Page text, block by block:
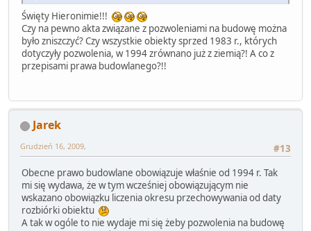
Święty Hieronimie!!!
Czy na pewno akta związane z pozwoleniami na budowę można
było zniszczyć? Czy wszystkie obiekty sprzed 1983 r., których
dotyczyły pozwolenia, w 1994 zrównano już z ziemią?! A co z
przepisami prawa budowlanego?!!
Jarek
#13
Grudzień 16, 2009,
Obecne prawo budowlane obowiązuje właśnie od 1994 r. Tak
mi się wydawa, że w tym wcześniej obowiązującym nie
wskazano obowiązku liczenia okresu przechowywania od daty
rozbiórki obiektu
A tak w ogóle to nie wydaje mi się żeby pozwolenia na budowę